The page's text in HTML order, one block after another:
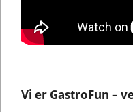
Vi er GastroFun –